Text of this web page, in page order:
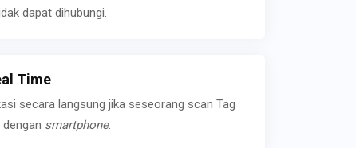
dapat dihubungi.
Time
secara langsung jika seseorang scan Tag
smartphone.